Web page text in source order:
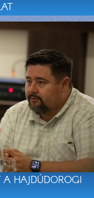
A HAJDÚDOROGI